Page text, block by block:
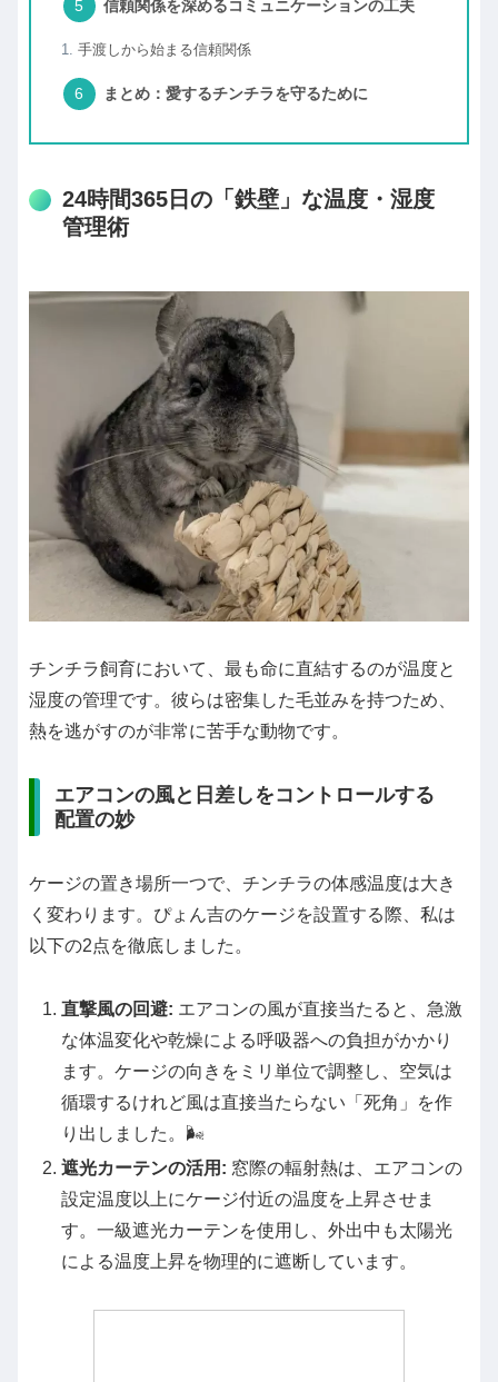
信頼関係を深めるコミュニケーションの工夫
手渡しから始まる信頼関係
まとめ：愛するチンチラを守るために
24時間365日の「鉄壁」な温度・湿度
管理術
チンチラ飼育において、最も命に直結するのが温度と
湿度の管理です。彼らは密集した毛並みを持つため、
熱を逃がすのが非常に苦手な動物です。
エアコンの風と日差しをコントロールする
配置の妙
ケージの置き場所一つで、チンチラの体感温度は大き
く変わります。ぴょん吉のケージを設置する際、私は
以下の2点を徹底しました。
直撃風の回避: エアコンの風が直接当たると、急激
な体温変化や乾燥による呼吸器への負担がかかり
ます。ケージの向きをミリ単位で調整し、空気は
循環するけれど風は直接当たらない「死角」を作
り出しました。🌬️
遮光カーテンの活用: 窓際の輻射熱は、エアコンの
設定温度以上にケージ付近の温度を上昇させま
す。一級遮光カーテンを使用し、外出中も太陽光
による温度上昇を物理的に遮断しています。